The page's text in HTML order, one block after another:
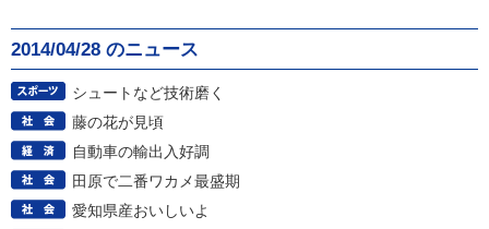
2014/04/28 のニュース
シュートなど技術磨く
藤の花が見頃
自動車の輸出入好調
田原で二番ワカメ最盛期
愛知県産おいしいよ